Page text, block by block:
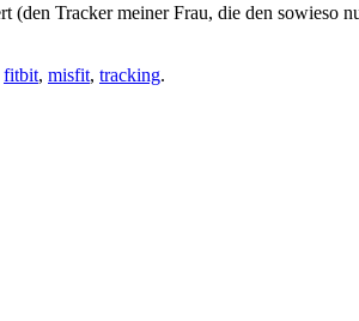
Tracker meiner Frau, die den sowieso
fitbit, misfit, tracking.